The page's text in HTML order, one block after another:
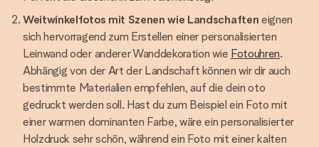
Weitwinkelfotos mit Szenen wie Landschaften eignen
sich hervorragend zum Erstellen einer personalisierten
Leinwand oder anderer Wanddekoration wie Fotouhren.
Abhängig von der Art der Landschaft können wir dir auch
bestimmte Materialien empfehlen, auf die dein oto
gedruckt werden soll. Hast du zum Beispiel ein Foto mit
einer warmen dominanten Farbe, wäre ein personalisierter
Holzdruck sehr schön, während ein Foto mit einer kalten